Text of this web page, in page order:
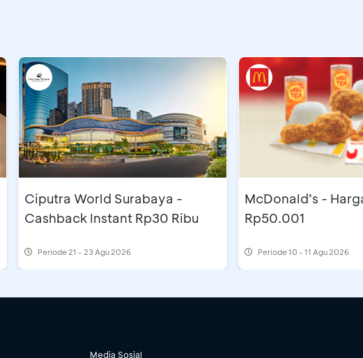
Ciputra World Surabaya -
Cashback Instant Rp30 Ribu
Periode21 - 23 Agu 2026
McDonald’s -
Rp50.001
Periode10 - 11 Agu 2026
Media Sosial